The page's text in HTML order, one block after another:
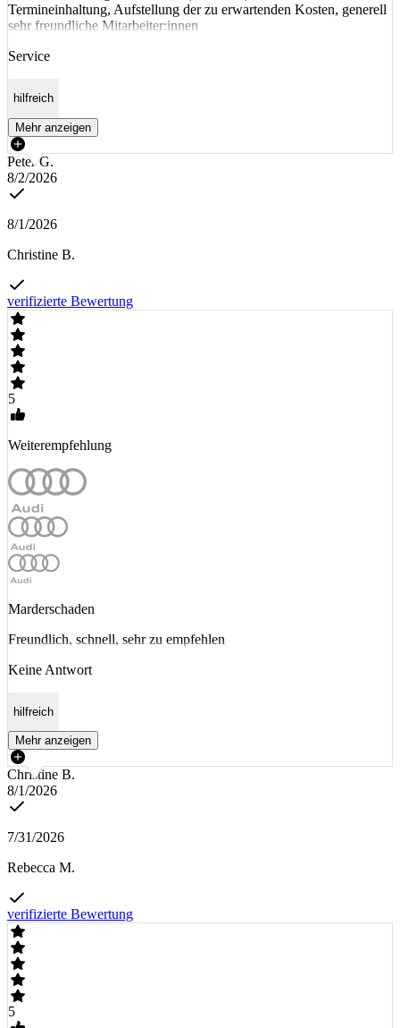
Termineinhaltung, Aufstellung der zu erwartenden Kosten, generell
sehr freundliche Mitarbeiter:innen
Service
hilfreich
Mehr anzeigen
Peter G.
8/2/2026
8/1/2026
Christine B.
verifizierte Bewertung
5
Weiterempfehlung
Marderschaden
Freundlich, schnell, sehr zu empfehlen
Keine Antwort
hilfreich
Mehr anzeigen
Christine B.
8/1/2026
7/31/2026
Rebecca M.
verifizierte Bewertung
5